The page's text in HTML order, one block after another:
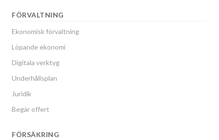
FÖRVALTNING
Ekonomisk förvaltning
Löpande ekonomi
Digitala verktyg
Underhållsplan
Juridik
Begär offert
FÖRSÄKRING